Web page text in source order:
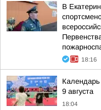
В
18:16
9 августа
18:04